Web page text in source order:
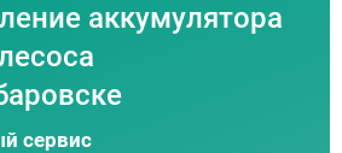
аккумулятора
сервис